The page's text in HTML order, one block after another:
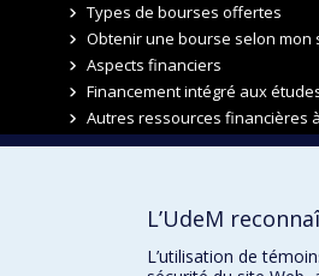
Types de bourses offertes
Obtenir une bourse selon mon
Aspects financiers
Financement intégré aux
Autres ressources financières
Pour nous joindre
L’UdeM
L’utilisation de